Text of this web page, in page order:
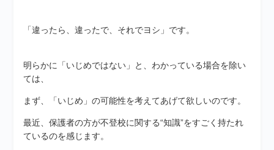
「違ったら、違ったで、それでヨシ」です。
明らかに「いじめではない」と、わかっている場合を除い
ては、
まず、「いじめ」の可能性を考えてあげて欲しいのです。
最近、保護者の方が不登校に関する“知識”をすごく持たれ
ているのを感じます。